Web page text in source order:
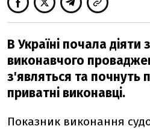
В Україні почала діяти
виконавчого
з'являться та почнуть
приватні виконавці.
Показник виконання